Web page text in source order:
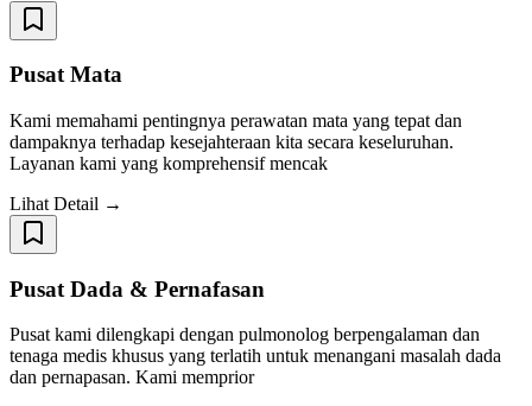
Pusat Mata
Kami memahami pentingnya perawatan mata yang tepat dan
dampaknya terhadap kesejahteraan kita secara keseluruhan.
Layanan kami yang komprehensif mencak
Lihat Detail →
Pusat Dada & Pernafasan
Pusat kami dilengkapi dengan pulmonolog berpengalaman dan
tenaga medis khusus yang terlatih untuk menangani masalah dada
dan pernapasan. Kami memprior